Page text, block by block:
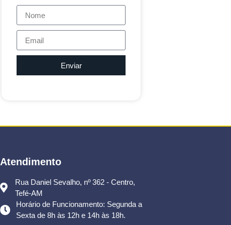
Enviar
Atendimento
Rua Daniel Sevalho, nº 362 - Centro,
Tefé-AM
Horário de Funcionamento: Segunda a
Sexta de 8h às 12h e 14h às 18h.